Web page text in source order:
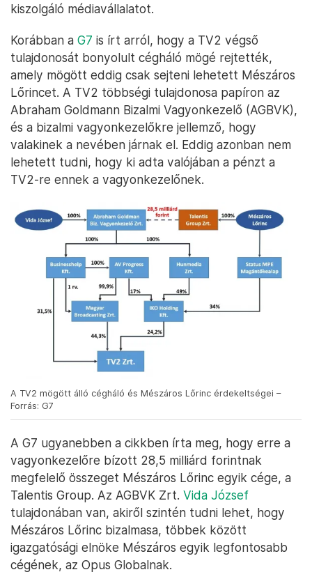
kiszolgáló médiavállalatot.
Korábban a G7 is írt arról, hogy a TV2 végső
tulajdonosát bonyolult cégháló mögé rejtették,
amely mögött eddig csak sejteni lehetett Mészáros
Lőrincet. A TV2 többségi tulajdonosa papíron az
Abraham Goldmann Bizalmi Vagyonkezelő (AGBVK),
és a bizalmi vagyonkezelőkre jellemző, hogy
valakinek a nevében járnak el. Eddig azonban nem
lehetett tudni, hogy ki adta valójában a pénzt a
TV2-re ennek a vagyonkezelőnek.
A TV2 mögött álló cégháló és Mészáros Lőrinc érdekeltségei –
Forrás: G7
A G7 ugyanebben a cikkben írta meg, hogy erre a
vagyonkezelőre bízott 28,5 milliárd forintnak
megfelelő összeget Mészáros Lőrinc egyik cége, a
Talentis Group. Az AGBVK Zrt. Vida József
tulajdonában van, akiről szintén tudni lehet, hogy
Mészáros Lőrinc bizalmasa, többek között
igazgatósági elnöke Mészáros egyik legfontosabb
cégének, az Opus Globalnak.